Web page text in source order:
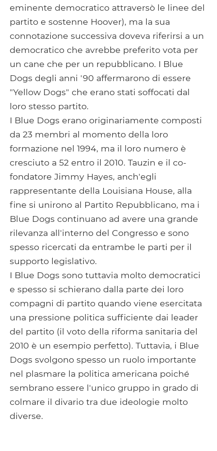
eminente democratico attraversò le linee del
partito e sostenne Hoover), ma la sua
connotazione successiva doveva riferirsi a un
democratico che avrebbe preferito vota per
un cane che per un repubblicano. I Blue
Dogs degli anni '90 affermarono di essere
"Yellow Dogs" che erano stati soffocati dal
loro stesso partito.
I Blue Dogs erano originariamente composti
da 23 membri al momento della loro
formazione nel 1994, ma il loro numero è
cresciuto a 52 entro il 2010. Tauzin e il co-
fondatore Jimmy Hayes, anch'egli
rappresentante della Louisiana House, alla
fine si unirono al Partito Repubblicano, ma i
Blue Dogs continuano ad avere una grande
rilevanza all'interno del Congresso e sono
spesso ricercati da entrambe le parti per il
supporto legislativo.
I Blue Dogs sono tuttavia molto democratici
e spesso si schierano dalla parte dei loro
compagni di partito quando viene esercitata
una pressione politica sufficiente dai leader
del partito (il voto della riforma sanitaria del
2010 è un esempio perfetto). Tuttavia, i Blue
Dogs svolgono spesso un ruolo importante
nel plasmare la politica americana poiché
sembrano essere l'unico gruppo in grado di
colmare il divario tra due ideologie molto
diverse.